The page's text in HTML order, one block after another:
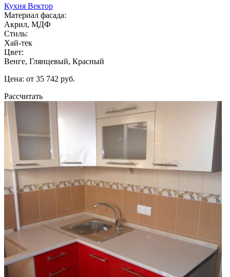
Кухня Вектор
Материал фасада:
Акрил, МДФ
Стиль:
Хай-тек
Цвет:
Венге, Глянцевый, Красный
Цена: от 35 742 руб.
Рассчитать